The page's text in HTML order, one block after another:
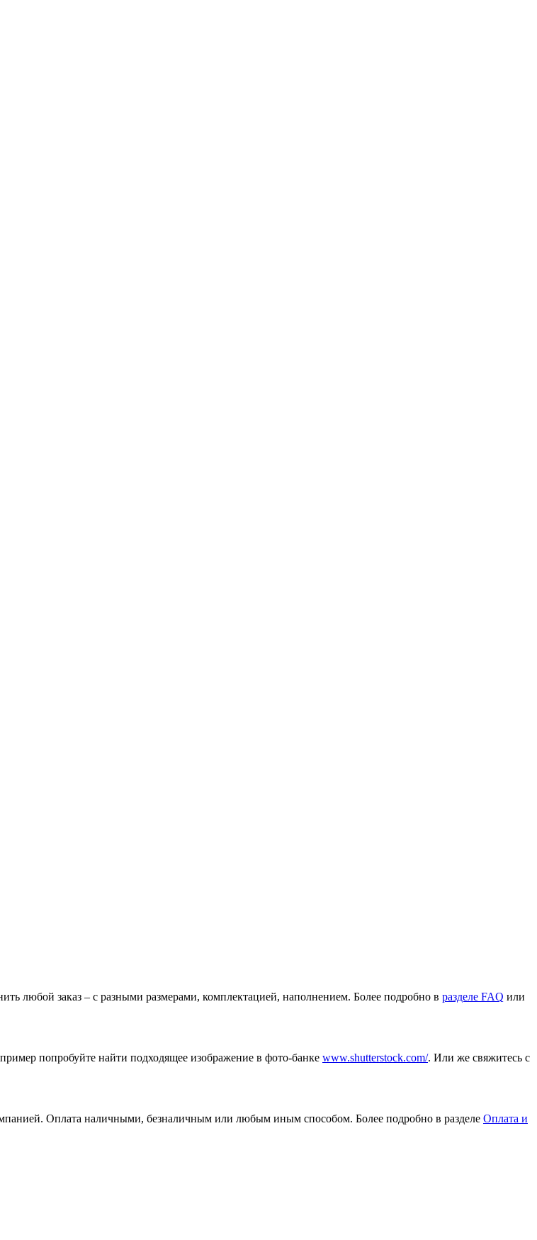
любой заказ – с разными размерами, комплектацией, наполнением. Более подробно в разделе FAQ или
попробуйте найти подходящее изображение в фото-банке www.shutterstock.com/. Или же свяжитесь с
Оплата наличными, безналичным или любым иным способом. Более подробно в разделе Оплата и